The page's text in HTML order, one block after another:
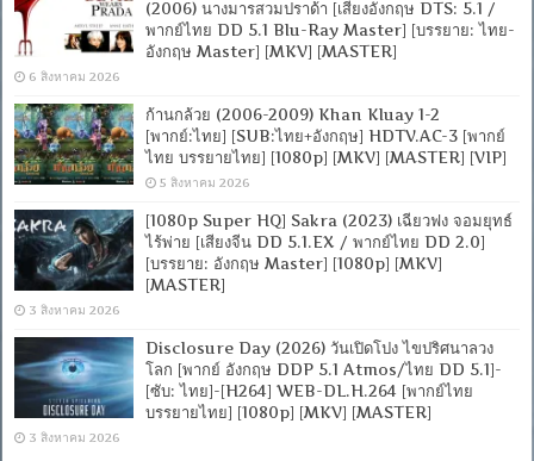
(2006) นางมารสวมปราด้า [เสียงอังกฤษ DTS: 5.1 /
พากย์ไทย DD 5.1 Blu-Ray Master] [บรรยาย: ไทย-
อังกฤษ Master] [MKV] [MASTER]
6 สิงหาคม 2026
ก้านกล้วย (2006-2009) Khan Kluay 1-2
[พากย์:ไทย] [SUB:ไทย+อังกฤษ] HDTV.AC-3 [พากย์
ไทย บรรยายไทย] [1080p] [MKV] [MASTER] [VIP]
5 สิงหาคม 2026
[1080p Super HQ] Sakra (2023) เฉียวฟง จอมยุทธ์
ไร้พ่าย [เสียงจีน DD 5.1.EX / พากย์ไทย DD 2.0]
[บรรยาย: อังกฤษ Master] [1080p] [MKV]
[MASTER]
3 สิงหาคม 2026
Disclosure Day (2026) วันเปิดโปง ไขปริศนาลวง
โลก [พากย์ อังกฤษ DDP 5.1 Atmos/ไทย DD 5.1]-
[ซับ: ไทย]-[H264] WEB-DL.H.264 [พากย์ไทย
บรรยายไทย] [1080p] [MKV] [MASTER]
3 สิงหาคม 2026